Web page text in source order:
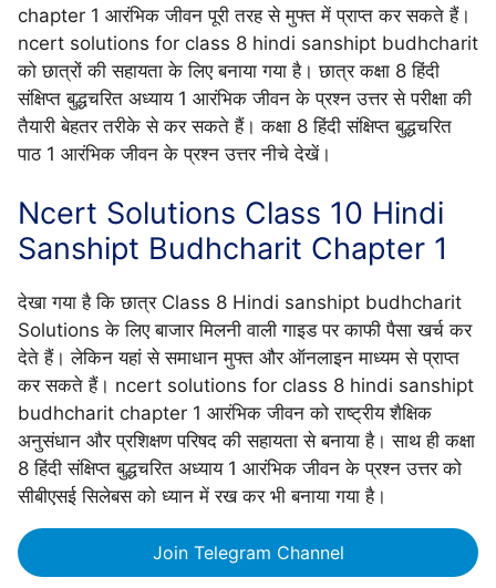
chapter 1 आरंभिक जीवन पूरी तरह से मुफ्त में प्राप्त कर सकते हैं।
ncert solutions for class 8 hindi sanshipt budhcharit
को छात्रों की सहायता के लिए बनाया गया है। छात्र कक्षा 8 हिंदी
संक्षिप्त बुद्धचरित अध्याय 1 आरंभिक जीवन के प्रश्न उत्तर से परीक्षा की
तैयारी बेहतर तरीके से कर सकते हैं। कक्षा 8 हिंदी संक्षिप्त बुद्धचरित
पाठ 1 आरंभिक जीवन के प्रश्न उत्तर नीचे देखें।
Ncert Solutions Class 10 Hindi
Sanshipt Budhcharit Chapter 1
देखा गया है कि छात्र Class 8 Hindi sanshipt budhcharit
Solutions के लिए बाजार मिलनी वाली गाइड पर काफी पैसा खर्च कर
देते हैं। लेकिन यहां से समाधान मुफ्त और ऑनलाइन माध्यम से प्राप्त
कर सकते हैं। ncert solutions for class 8 hindi sanshipt
budhcharit chapter 1 आरंभिक जीवन को राष्ट्रीय शैक्षिक
अनुसंधान और प्रशिक्षण परिषद की सहायता से बनाया है। साथ ही कक्षा
8 हिंदी संक्षिप्त बुद्धचरित अध्याय 1 आरंभिक जीवन के प्रश्न उत्तर को
सीबीएसई सिलेबस को ध्यान में रख कर भी बनाया गया है।
Join Telegram Channel